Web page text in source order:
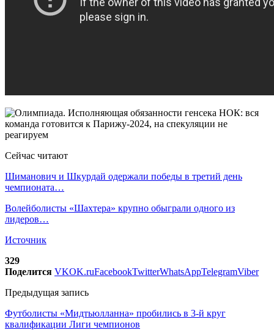
Сейчас читают
Шиманович и Шкурдай одержали победы в третий день
чемпионата…
Волейболисты «Шахтера» крупно обыграли одного из
лидеров…
Источник
329
Поделится VKOK.ruFacebookTwitterWhatsAppTelegramViber
Предыдущая запись
Футболисты «Мидтьюлланна» пробились в 3-й круг
квалификации Лиги чемпионов